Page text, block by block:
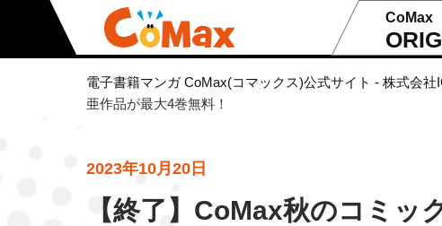
CoMax
電子書籍マンガ CoMax(コマックス)公式サイト - 株式会社
亜作品が最大4巻無料！
2023年10月20日
【終了】CoMax秋のコミ